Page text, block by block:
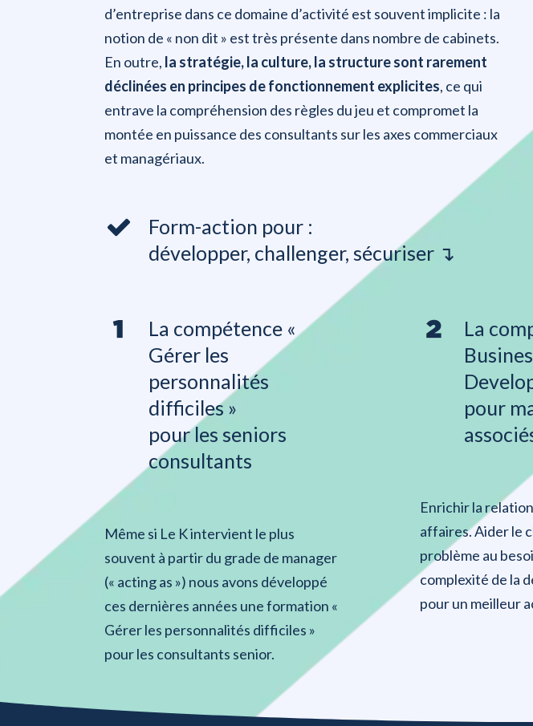
d’entreprise dans ce domaine d’activité est souvent implicite : la
notion de « non dit » est très présente dans nombre de cabinets.
En outre, la stratégie, la culture, la structure sont rarement
déclinées en principes de fonctionnement explicites, ce qui
entrave la compréhension des règles du jeu et compromet la
montée en puissance des consultants sur les axes commerciaux
et managériaux.
Form-action pour :
développer, challenger, sécuriser ↴
La compétence «
Gérer les
personnalités
difficiles »
pour les seniors
consultants
Même si Le K intervient le plus
souvent à partir du grade de manager
(« acting as ») nous avons développé
ces dernières années une formation «
Gérer les personnalités difficiles »
pour les consultants senior.
La
pour
Enrichir la
affaires. Aider le
problème au
complexité de la
pour un meilleur